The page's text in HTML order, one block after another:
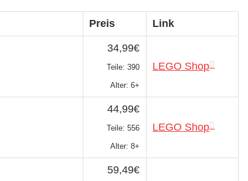
Preis Link
34,99€
Teile: 390
Alter: 6+
LEGO Shop
44,99€
Teile: 556
Alter: 8+
LEGO Shop
59,49€